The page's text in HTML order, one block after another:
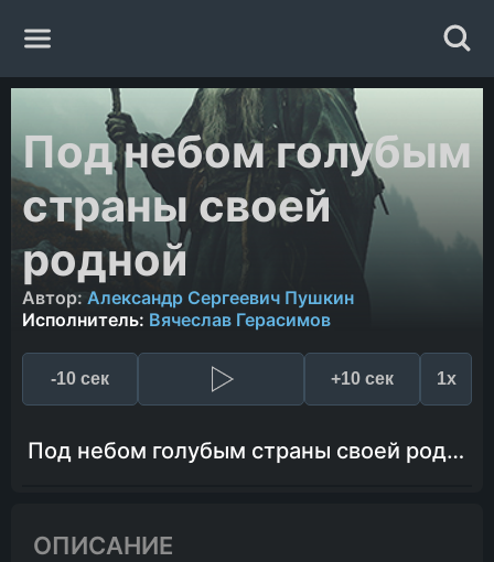
Главная
Жанры
Авторы
Исполнители
Случайная книга
Под небом голубым
страны своей
родной
Автор: Александр Сергеевич Пушкин
Исполнитель: Вячеслав Герасимов
-10 сек +10 сек 1x
Под небом голубым страны своей родной
ОПИСАНИЕ